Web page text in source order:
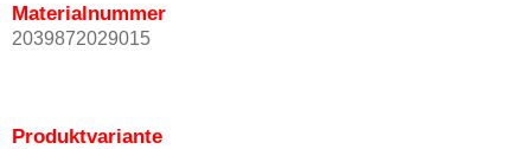
Materialnummer
2039872029015
Produktvariante